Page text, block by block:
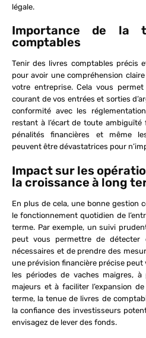
légale.
Importance de la
comptables
Tenir des livres comptables précis
pour avoir une compréhension
votre entreprise. Cela vous
courant de vos entrées et sorties
conformité avec les
restant à l’écart de toute ambiguïté
pénalités financières et même
peuvent être dévastatrices pour
Impact sur les
la croissance à long
En plus de cela, une bonne gestion
le fonctionnement quotidien de
terme. Par exemple, un suivi
peut vous permettre de détecter
nécessaires et de prendre des
une prévision financière précise peut
les périodes de vaches maigres, à
majeurs et à faciliter l’expansion
terme, la tenue de livres de
la confiance des investisseurs
envisagez de lever des fonds.